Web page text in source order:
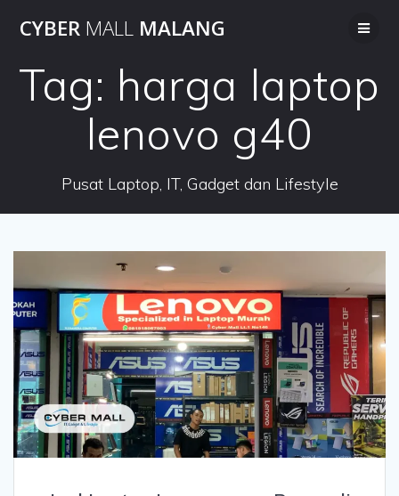
to
CYBER MALL MALANG
Tag: harga laptop
lenovo g40
Pusat Laptop, IT, Gadget dan Lifestyle